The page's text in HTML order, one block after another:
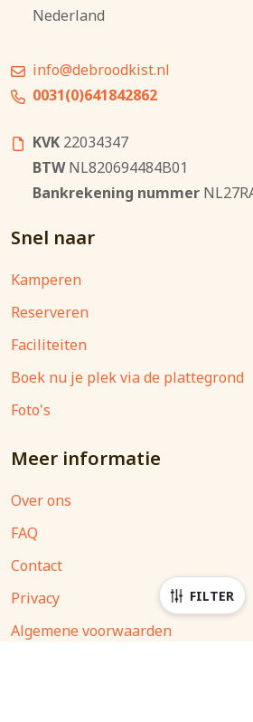
FILTER
Nederland
info@debroodkist.nl
0031(0)641842862
KVK 22034347
BTWNL820694484B01
Bankrekening nummer
Snel naar
Kamperen
Reserveren
Faciliteiten
Boek nu je plek via de plattegrond
Foto's
Meer informatie
Over ons
FAQ
Contact
Privacy
Algemene voorwaarden